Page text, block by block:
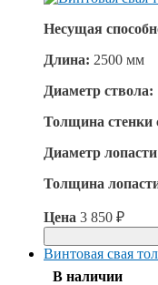
Несущая
Длина: 2500 мм
Диаметр ствола:
Толщина стенки
Диаметр
Толщина
Цена 3 850 ₽
Винтовая свая
В наличии